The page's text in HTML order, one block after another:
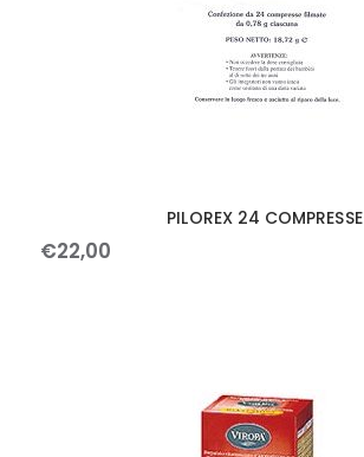
PILOREX 24 COMPRESSE
€22,00